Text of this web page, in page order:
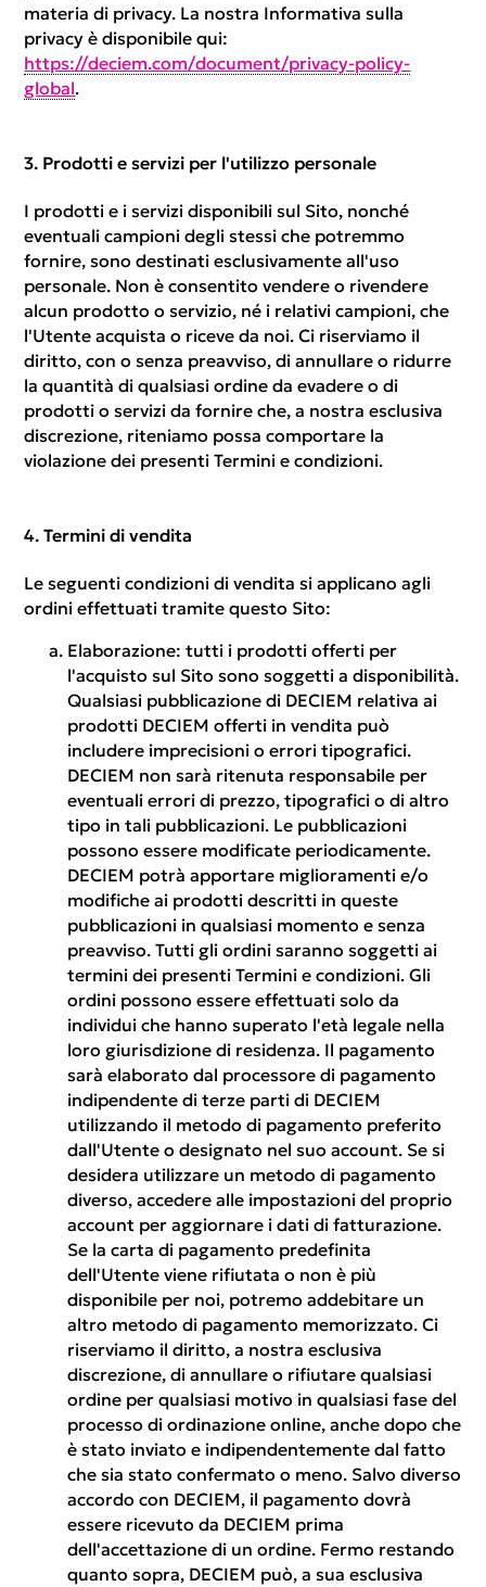
materia di privacy. La nostra Informativa sulla
privacy è disponibile qui:
https://deciem.com/document/privacy-policy-
global.
Prodotti e servizi per l'utilizzo personale
I prodotti e i servizi disponibili sul Sito, nonché
eventuali campioni degli stessi che potremmo
fornire, sono destinati esclusivamente all'uso
personale. Non è consentito vendere o rivendere
alcun prodotto o servizio, né i relativi campioni, che
l'Utente acquista o riceve da noi. Ci riserviamo il
diritto, con o senza preavviso, di annullare o ridurre
la quantità di qualsiasi ordine da evadere o di
prodotti o servizi da fornire che, a nostra esclusiva
discrezione, riteniamo possa comportare la
violazione dei presenti Termini e condizioni.
Termini di vendita
Le seguenti condizioni di vendita si applicano agli
ordini effettuati tramite questo Sito:
Elaborazione:tutti i prodotti offerti per
l'acquisto sul Sito sono soggetti a disponibilità.
Qualsiasi pubblicazione di DECIEM relativa ai
prodotti DECIEM offerti in vendita può
includere imprecisioni o errori tipografici.
DECIEM non sarà ritenuta responsabile per
eventuali errori di prezzo, tipografici o di altro
tipo in tali pubblicazioni. Le pubblicazioni
possono essere modificate periodicamente.
DECIEM potrà apportare miglioramenti e/o
modifiche ai prodotti descritti in queste
pubblicazioni in qualsiasi momento e senza
preavviso. Tutti gli ordini saranno soggetti ai
termini dei presenti Termini e condizioni. Gli
ordini possono essere effettuati solo da
individui che hanno superato l'età legale nella
loro giurisdizione di residenza. Il pagamento
sarà elaborato dal processore di pagamento
indipendente di terze parti di DECIEM
utilizzando il metodo di pagamento preferito
dall'Utente o designato nel suo account. Se si
desidera utilizzare un metodo di pagamento
diverso, accedere alle impostazioni del proprio
account per aggiornare i dati di fatturazione.
Se la carta di pagamento predefinita
dell'Utente viene rifiutata o non è più
disponibile per noi, potremo addebitare un
altro metodo di pagamento memorizzato. Ci
riserviamo il diritto, a nostra esclusiva
discrezione, di annullare o rifiutare qualsiasi
ordine per qualsiasi motivo in qualsiasi fase del
processo di ordinazione online, anche dopo che
è stato inviato e indipendentemente dal fatto
che sia stato confermato o meno. Salvo diverso
accordo con DECIEM, il pagamento dovrà
essere ricevuto da DECIEM prima
dell'accettazione di un ordine. Fermo restando
quanto sopra, DECIEM può, a sua esclusiva